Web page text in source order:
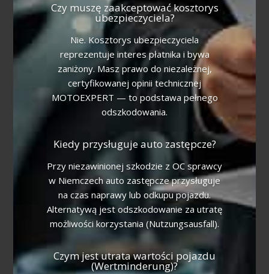
Czy muszę zaakceptować kosztorys
ubezpieczyciela?
Nie. Kosztorys ubezpieczyciela
reprezentuje interes płatnika i bywa
zaniżony. Masz prawo do niezależnej,
certyfikowanej opinii technicznej
MOTOEXPERT — to podstawa pełnego
odszkodowania.
Kiedy przysługuje auto zastępcze?
Przy niezawinionej szkodzie z OC sprawcy
w Niemczech auto zastępcze przysługuje
na czas naprawy lub odkupu pojazdu.
Alternatywą jest odszkodowanie za utratę
możliwości korzystania (Nutzungsausfall).
Czym jest utrata wartości pojazdu
(Wertminderung)?